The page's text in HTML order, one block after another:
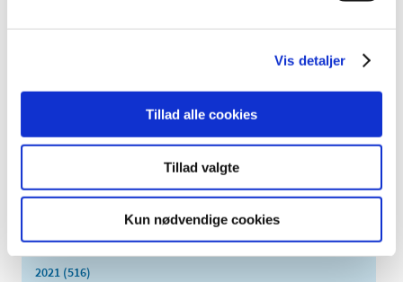
Vis detaljer
Tillad alle cookies
Tillad valgte
Kun nødvendige cookies
marts (13)
januar (25)
2021 (516)